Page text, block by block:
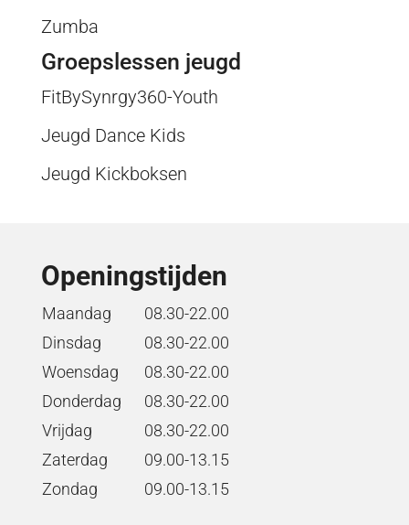
Zumba
Groepslessen jeugd
FitBySynrgy360-Youth
Jeugd Dance Kids
Jeugd Kickboksen
Openingstijden
Maandag
08.30-22.00
Dinsdag
08.30-22.00
Woensdag
08.30-22.00
Donderdag
08.30-22.00
Vrijdag
08.30-22.00
Zaterdag
09.00-13.15
Zondag
09.00-13.15